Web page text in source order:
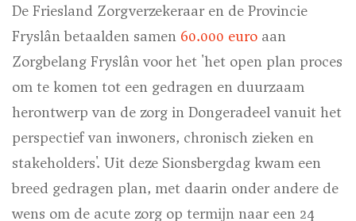
De Friesland Zorgverzekeraar en de Provincie
Fryslân betaalden samen 60.000 euro aan
Zorgbelang Fryslân voor het 'het open plan proces
om te komen tot een gedragen en duurzaam
herontwerp van de zorg in Dongeradeel vanuit het
perspectief van inwoners, chronisch zieken en
stakeholders'. Uit deze Sionsbergdag kwam een
breed gedragen plan, met daarin onder andere de
wens om de acute zorg op termijn naar een 24